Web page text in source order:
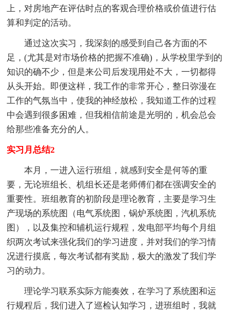
上，对房地产在评估时点的客观合理价格或价值进行估
算和判定的活动。
通过这次实习，我深刻的感受到自己各方面的不
足，(尤其是对市场价格的把握不准确)，从学校里学到的
知识的确不少，但是来公司后发现用处不大，一切都得
从头开始。即便这样，我工作的非常开心，整日弥漫在
工作的气氛当中，使我的神经放松，我知道工作的过程
中会遇到很多困难，但我相信前途是光明的，机会总会
给那些准备充分的人。
实习月总结2
本月，一进入运行班组，就感到安全是何等的重
要，无论班组长、机组长还是老师傅们都在强调安全的
重要性。班组教育的初阶段是理论教育，主要是学习生
产现场的系统图（电气系统图，锅炉系统图，汽机系统
图），以及集控和辅机运行规程，发电部平均每个月组
织两次考试来强化我们的学习进度，并对我们的学习情
况进行摸底，每次考试都有奖励，极大的激发了我们学
习的动力。
理论学习联系实际方能奏效，在学习了系统图和运
行规程后，我们进入了巡检认知学习，进班组时，我就